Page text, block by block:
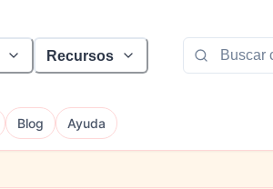
Recursos
Blog Ayuda